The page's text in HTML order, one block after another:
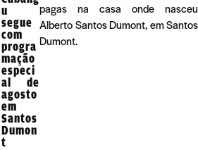
u
segue
com
progra
mação
especi
al de
agosto
em
Santos
Dumon
t
pagas na casa onde nasceu
Alberto Santos Dumont, em Santos
Dumont.